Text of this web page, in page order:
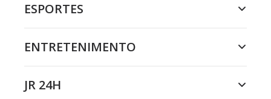
ESPORTES
ENTRETENIMENTO
JR 24H